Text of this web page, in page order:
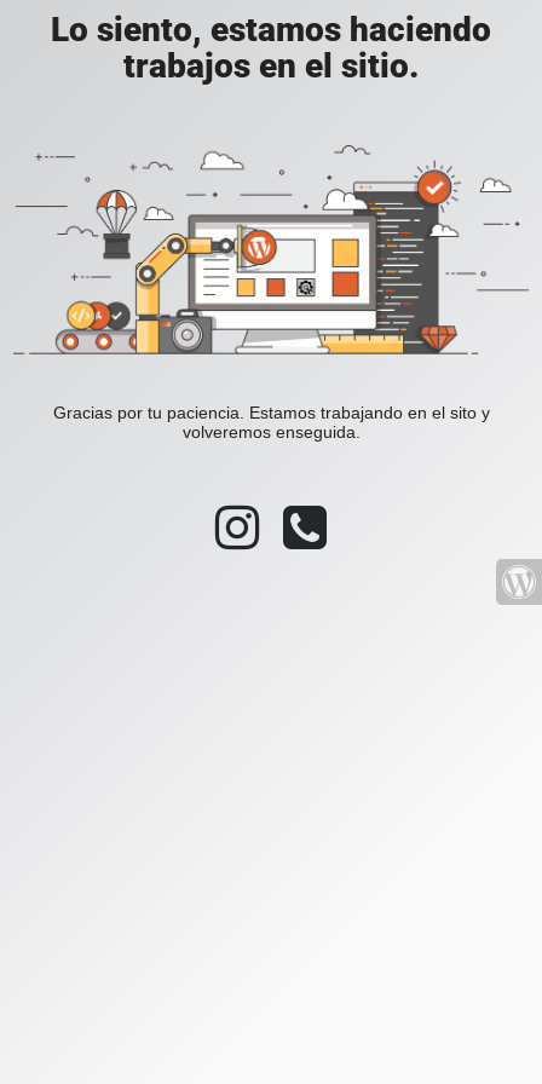
Lo siento, estamos haciendo
trabajos en el sitio.
Gracias por tu paciencia. Estamos trabajando en el sito y
volveremos enseguida.